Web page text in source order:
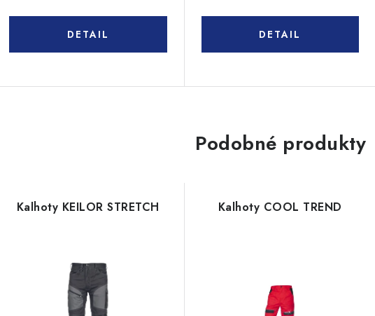
Podobné produkty
Kalhoty KEILOR STRETCH Kalhoty COOL TREND